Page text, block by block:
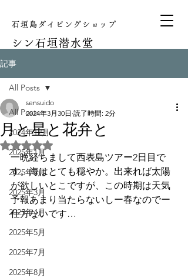
石垣島ダイビングショップ
シン石垣潜水堂
記事
All Posts
2024年12月
2025年1月
2025年2月
2025年3月
2025年4月
2025年5月
2025年7月
2025年8月
All Posts
月と星と花弁と
sensuido
2024年3月30日 読了時間: 2分
5つ星のうちNaNと評価されています。
一晩経ちまして西表島ツアー2日目で
す。海はとても穏やか。出来れば太陽
が欲しいとこですが、この時期は天気
予報あまり当たらないしー春なのでー
仕方ないです…